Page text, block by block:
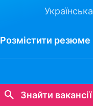
Українська
Розмістити резюме
Знайти вакансії